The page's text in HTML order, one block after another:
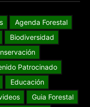
Agenda Forestal
Biodiversidad
Patrocinado
Educación
Guia Forestal